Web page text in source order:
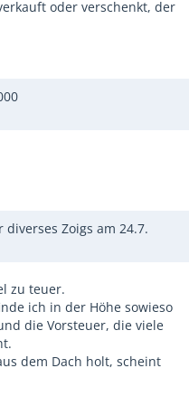
oder verschenkt, der
Zoigs am 24.7.
zu teuer.
ich in der Höhe sowieso
die Vorsteuer, die viele
dem Dach holt, scheint